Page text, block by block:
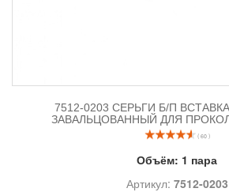
7512-0203 СЕРЬГИ Б/П
ЗАВАЛЬЦОВАННЫЙ ДЛЯ
( 60 )
Объём: 1 пара
Артикул: 7512-0203